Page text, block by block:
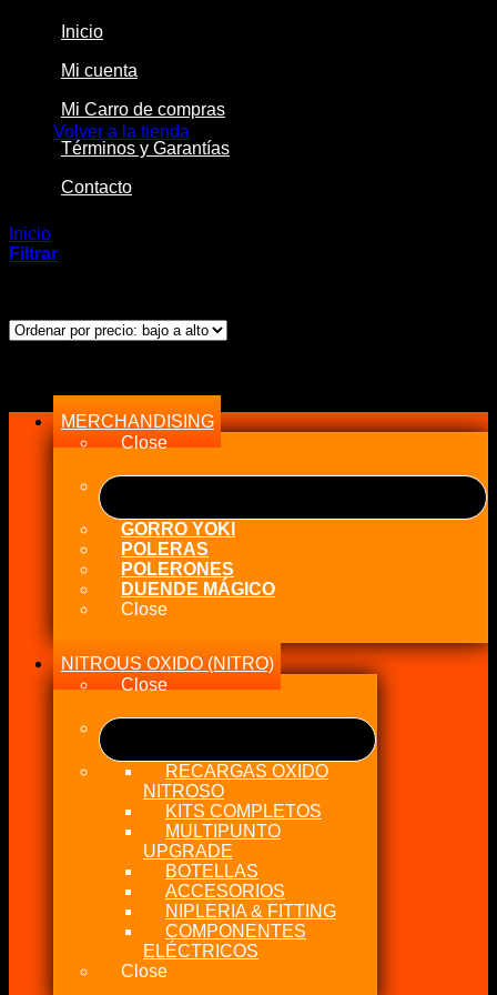
Volver a la tienda
Inicio
Mi cuenta
Mi Carro de compras
Términos y Garantías
Contacto
Inicio
Filtrar
precio:
MERCHANDISING
Close
GORRO YOKI
POLERAS
POLERONES
DUENDE MÁGICO
Close
NITROUS OXIDO (NITRO)
Close
RECARGAS OXIDO
NITROSO
KITS COMPLETOS
MULTIPUNTO
UPGRADE
BOTELLAS
ACCESORIOS
NIPLERIA & FITTING
COMPONENTES
ELÉCTRICOS
Close